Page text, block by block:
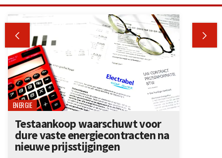
 
ENERGIE
Testaankoop waarschuwt voor
dure vaste energiecontracten na
nieuwe prijsstijgingen